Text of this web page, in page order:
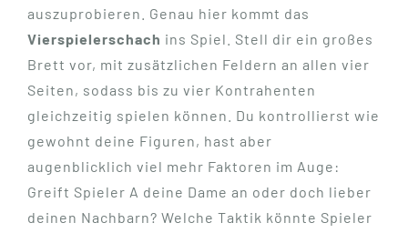
auszuprobieren. Genau hier kommt das
Vierspielerschach ins Spiel. Stell dir ein großes
Brett vor, mit zusätzlichen Feldern an allen vier
Seiten, sodass bis zu vier Kontrahenten
gleichzeitig spielen können. Du kontrollierst wie
gewohnt deine Figuren, hast aber
augenblicklich viel mehr Faktoren im Auge:
Greift Spieler A deine Dame an oder doch lieber
deinen Nachbarn? Welche Taktik könnte Spieler